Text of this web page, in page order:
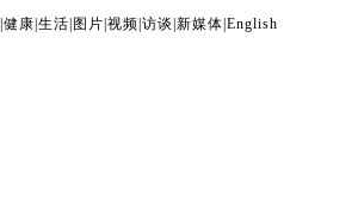
健康 生活 图片 视频 访谈 新媒体 English